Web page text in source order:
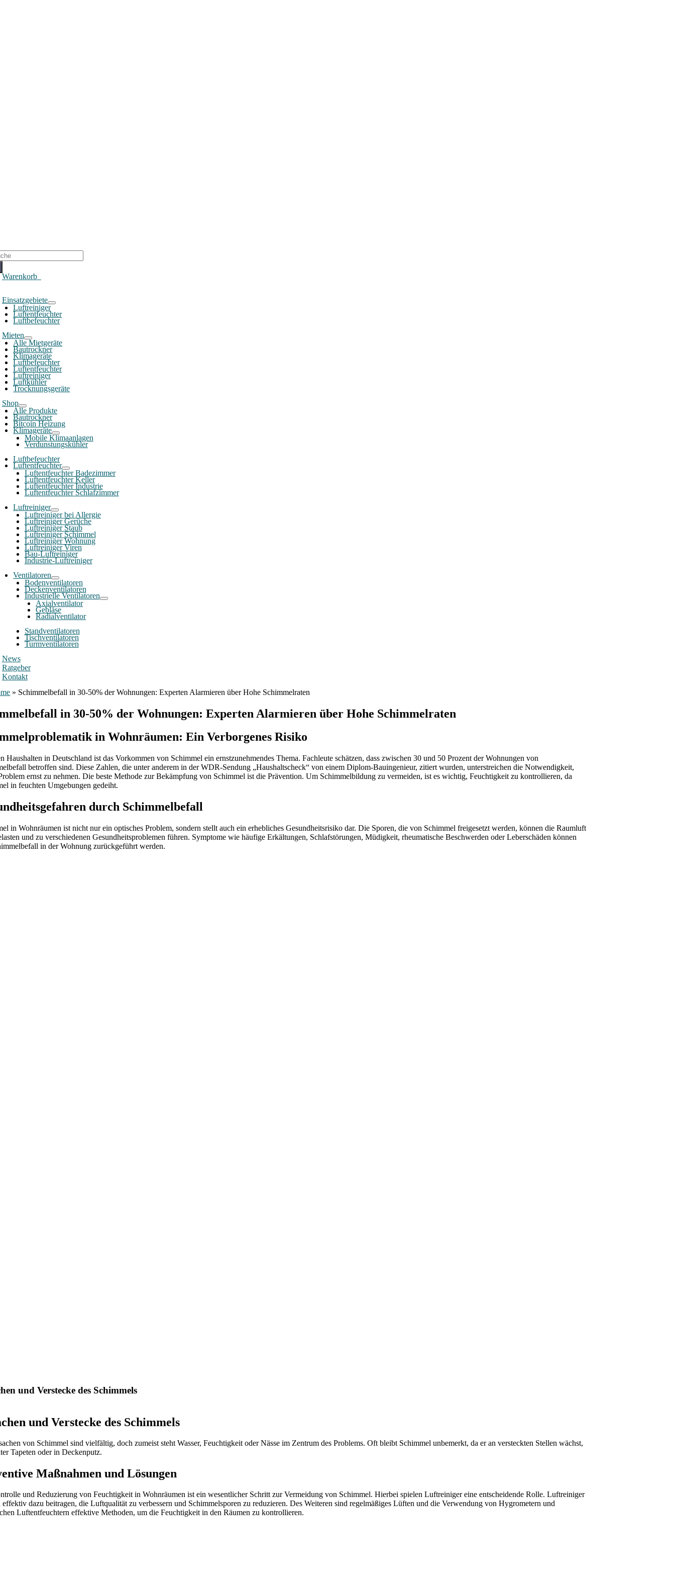
Warenkorb0
Einsatzgebiete
Luftreiniger
Luftentfeuchter
Luftbefeuchter
Mieten
Alle Mietgeräte
Bautrockner
Klimageräte
Luftbefeuchter
Luftentfeuchter
Luftreiniger
Luftkühler
Trocknungsgeräte
Shop
Alle Produkte
Bautrockner
Bitcoin Heizung
Klimageräte
Mobile Klimaanlagen
Verdunstungskühler
Luftbefeuchter
Luftentfeuchter
Luftentfeuchter Badezimmer
Luftentfeuchter Keller
Luftentfeuchter Industrie
Luftentfeuchter Schlafzimmer
Luftreiniger
Luftreiniger bei Allergie
Luftreiniger Gerüche
Luftreiniger Staub
Luftreiniger Schimmel
Luftreiniger Wohnung
Luftreiniger Viren
Bau-Luftreiniger
Industrie-Luftreiniger
Ventilatoren
Bodenventilatoren
Deckenventilatoren
Industrielle Ventilatoren
Axialventilator
Gebläse
Radialventilator
Standventilatoren
Tischventilatoren
Turmventilatoren
News
Ratgeber
Kontakt
» Schimmelbefall in 30-50% der Wohnungen: Experten Alarmieren über Hohe Schimmelraten
in 30-50% der Wohnungen: Experten Alarmieren über Hohe Schimmelraten
in Wohnräumen: Ein Verborgenes Risiko
Haushalten in Deutschland ist das Vorkommen von Schimmel ein ernstzunehmendes Thema. Fachleute schätzen, dass zwischen 30 und 50 Prozent der Wohnungen von
betroffen sind. Diese Zahlen, die unter anderem in der WDR-Sendung „Haushaltscheck“ von einem Diplom-Bauingenieur, zitiert wurden, unterstreichen die Notwendigkeit,
ernst zu nehmen. Die beste Methode zur Bekämpfung von Schimmel ist die Prävention. Um Schimmelbildung zu vermeiden, ist es wichtig, Feuchtigkeit zu kontrollieren, da
in feuchten Umgebungen gedeiht.
durch Schimmelbefall
in Wohnräumen ist nicht nur ein optisches Problem, sondern stellt auch ein erhebliches Gesundheitsrisiko dar. Die Sporen, die von Schimmel freigesetzt werden, können die Raumluft
und zu verschiedenen Gesundheitsproblemen führen. Symptome wie häufige Erkältungen, Schlafstörungen, Müdigkeit, rheumatische Beschwerden oder Leberschäden können
in der Wohnung zurückgeführt werden.
und Verstecke des Schimmels
und Verstecke des Schimmels
von Schimmel sind vielfältig, doch zumeist steht Wasser, Feuchtigkeit oder Nässe im Zentrum des Problems. Oft bleibt Schimmel unbemerkt, da er an versteckten Stellen wächst,
Tapeten oder in Deckenputz.
Maßnahmen und Lösungen
und Reduzierung von Feuchtigkeit in Wohnräumen ist ein wesentlicher Schritt zur Vermeidung von Schimmel. Hierbei spielen Luftreiniger eine entscheidende Rolle. Luftreiniger
effektiv dazu beitragen, die Luftqualität zu verbessern und Schimmelsporen zu reduzieren. Des Weiteren sind regelmäßiges Lüften und die Verwendung von Hygrometern und
Luftentfeuchtern effektive Methoden, um die Feuchtigkeit in den Räumen zu kontrollieren.